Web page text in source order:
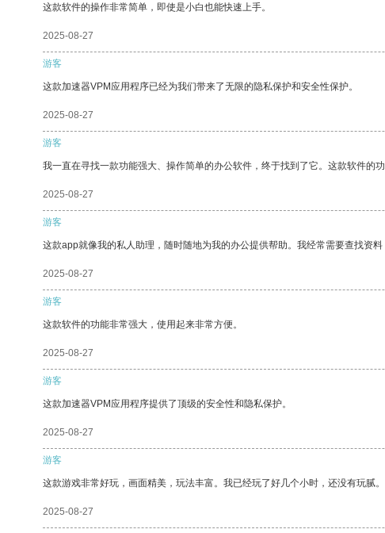
这款软件的操作非常简单，即使是小白也能快速上手。
2025-08-27
游客
这款加速器VPM应用程序已经为我们带来了无限的隐私保护和安全性保护。
2025-08-27
游客
我一直在寻找一款功能强大、操作简单的办公软件，终于找到了它。这款软件的
2025-08-27
游客
这款app就像我的私人助理，随时随地为我的办公提供帮助。我经常需要查找资
2025-08-27
游客
这款软件的功能非常强大，使用起来非常方便。
2025-08-27
游客
这款加速器VPM应用程序提供了顶级的安全性和隐私保护。
2025-08-27
游客
这款游戏非常好玩，画面精美，玩法丰富。我已经玩了好几个小时，还没有玩腻。
2025-08-27